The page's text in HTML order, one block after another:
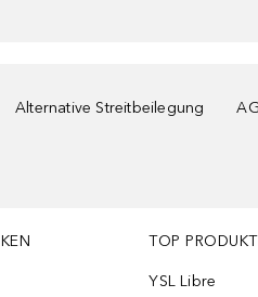
Alternative Streitbeilegung
TOP
YSL Libre